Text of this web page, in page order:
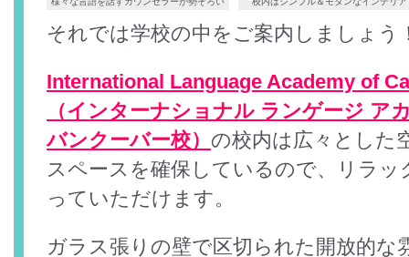
それでは学校の中をご案内しましょう
International Language Academy of
（インターナショナル ランゲージ ア
バンクーバー校） の校内は広々とした
スペースを確保しているので、リラッ
っていただけます。
ガラス張りの壁で区切られた開放的な